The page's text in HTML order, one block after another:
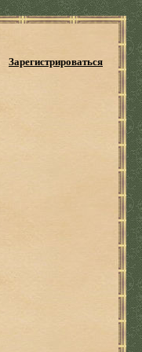
Зарегистрироваться